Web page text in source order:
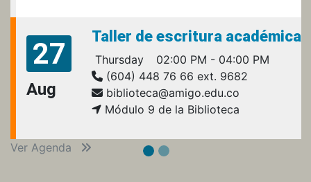
27
Aug
Taller de escritura académica
Thursday
02:00 PM - 04:00 PM
(604) 448 76 66 ext. 9682
biblioteca@amigo.edu.co
Módulo 9 de la Biblioteca
Ver Agenda